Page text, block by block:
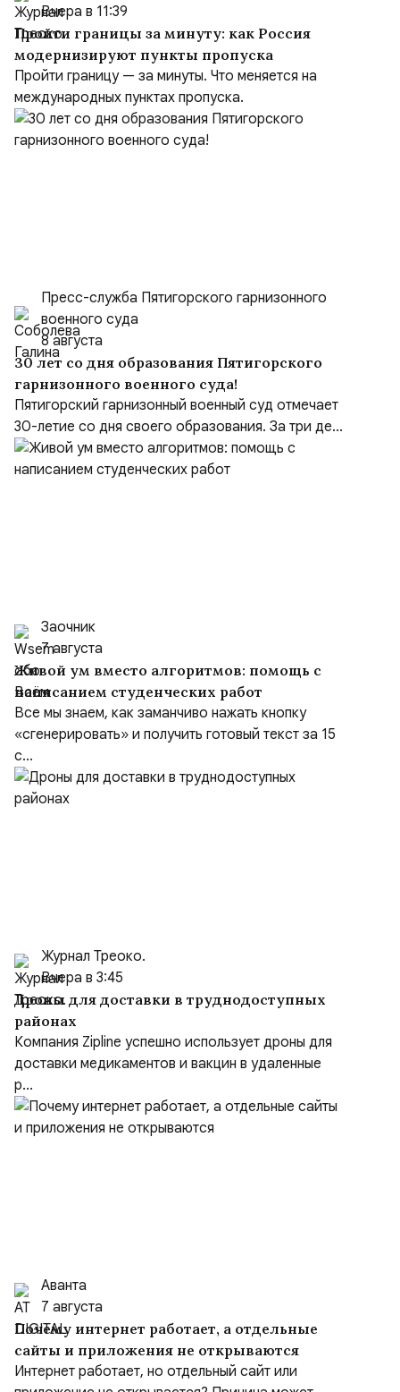
Вчера в 11:39
Пройти границы за минуту: как Россия
модернизируют пункты пропуска
Пройти границу — за минуты. Что меняется на
международных пунктах пропуска.
Пресс-служба Пятигорского гарнизонного
военного суда
8 августа
30 лет со дня образования Пятигорского
гарнизонного военного суда!
Пятигорский гарнизонный военный суд отмечает
30-летие со дня своего образования. За три де...
Заочник
7 августа
Живой ум вместо алгоритмов: помощь с
написанием студенческих работ
Все мы знаем, как заманчиво нажать кнопку
«сгенерировать» и получить готовый текст за 15
с...
Журнал Треоко.
Вчера в 3:45
Дроны для доставки в труднодоступных
районах
Компания Zipline успешно использует дроны для
доставки медикаментов и вакцин в удаленные
р...
Аванта
7 августа
Почему интернет работает, а отдельные
сайты и приложения не открываются
Интернет работает, но отдельный сайт или